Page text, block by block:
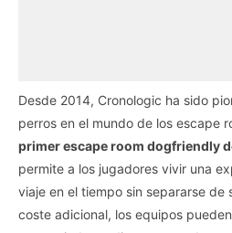
Desde 2014, Cronologic ha sido
perros en el mundo de los escape
primer escape room dogfriendly
permite a los jugadores vivir una
viaje en el tiempo sin separarse de
coste adicional, los equipos